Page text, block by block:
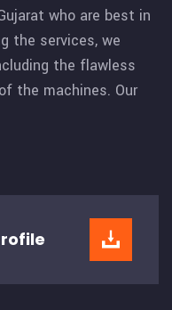
who are best in
the services, we
the flawless
the machines. Our